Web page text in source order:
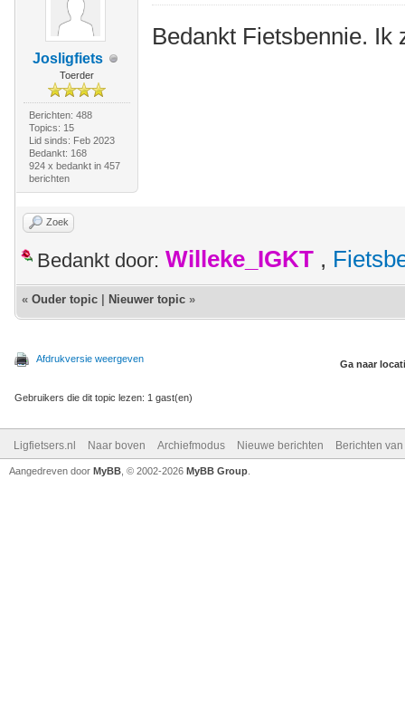
Josligfiets
Toerder
Berichten: 488
Topics: 15
Lid sinds: Feb 2023
Bedankt: 168
924 x bedankt in 457
berichten
Bedankt Fietsbennie. Ik
Zoek
Bedankt door: Willeke_IGKT ,
« Ouder topic Nieuwer topic »
Afdrukversie weergeven Ga naar
Gebruikers die dit topic lezen: 1 gast(en)
Ligfietsers.nl Naar boven Archiefmodus Nieuwe berichten Berichten
Aangedreven door MyBB , © 2002-2026 MyBB Group